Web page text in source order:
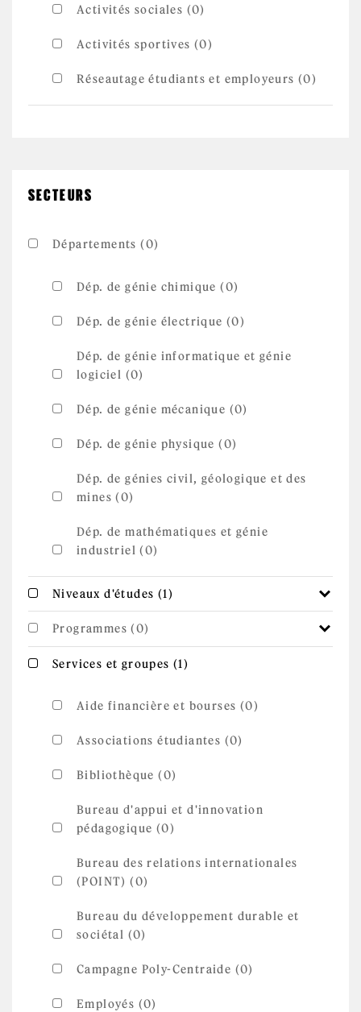
Activités sociales (0)
Activités sportives (0)
Réseautage étudiants et employeurs (0)
SECTEURS
Départements (0)
Dép. de génie chimique (0)
Dép. de génie électrique (0)
Dép. de génie informatique et génie
logiciel (0)
Dép. de génie mécanique (0)
Dép. de génie physique (0)
Dép. de génies civil, géologique et des
mines (0)
Dép. de mathématiques et génie
industriel (0)
Apply Niveaux d'études filter
Niveaux d'études (1)
Programmes (0)
Apply Services et groupes filter
Services et groupes (1)
Aide financière et bourses (0)
Associations étudiantes (0)
Bibliothèque (0)
Bureau d'appui et d'innovation
pédagogique (0)
Bureau des relations internationales
(POINT) (0)
Bureau du développement durable et
sociétal (0)
Campagne Poly-Centraide (0)
Employés (0)